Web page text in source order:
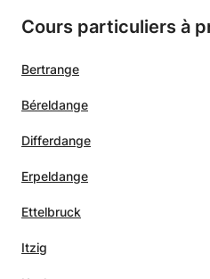
des
cours de piano à
inexistants ou de
Cours particuliers à
Bertrange
Béreldange
Differdange
Erpeldange
Ettelbruck
Itzig